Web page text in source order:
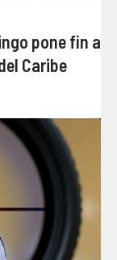
pone fin a
Caribe